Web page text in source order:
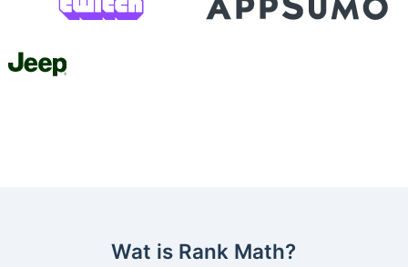
Wat is Rank Math?